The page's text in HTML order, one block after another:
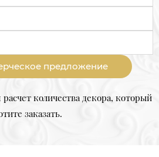
предложение
количества декора, который
заказать.